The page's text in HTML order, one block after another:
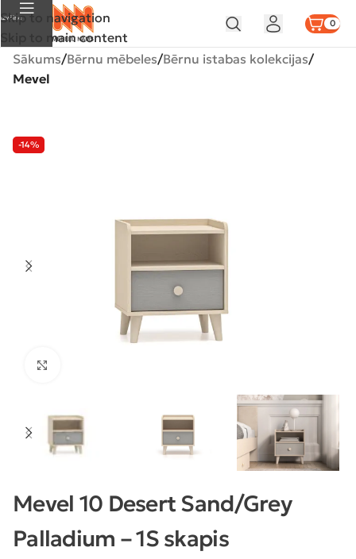
Skip to navigation
Skip to main content
Izvēlne 0
Sākums Bērnu mēbeles Bērnu istabas kolekcijas
Mevel
-14%
Mevel 10 Desert Sand/Grey
Palladium – 1S skapis